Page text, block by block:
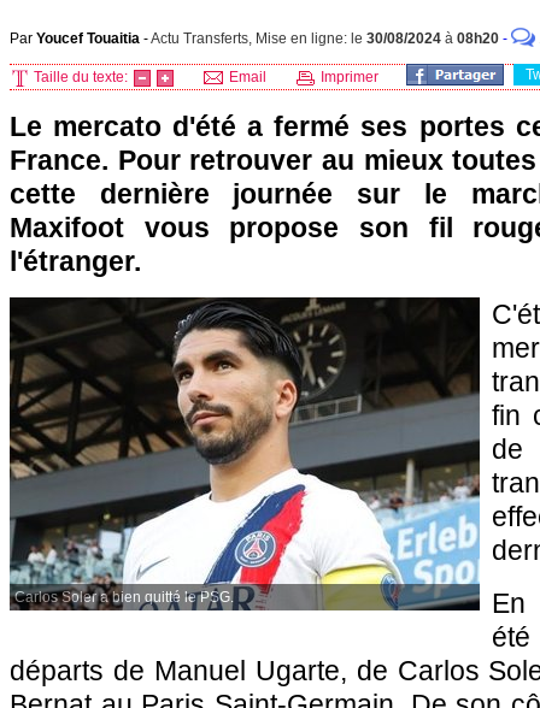
Par Youcef Touaitia -Actu Transferts, Mise en ligne: le 30/08/2024 à 08h20 -
Taille du texte: Email Imprimer
Le mercato d'été a fermé ses portes
France. Pour retrouver au mieux
cette dernière journée sur le
Maxifoot vous propose son fil
l'étranger.
Carlos Soler a bien quitté le PSG.
fin
En
départs de Manuel Ugarte, de Carlos